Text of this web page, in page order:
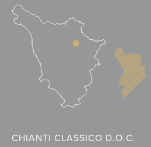
CHIANTI CLASSICO D.O.C.